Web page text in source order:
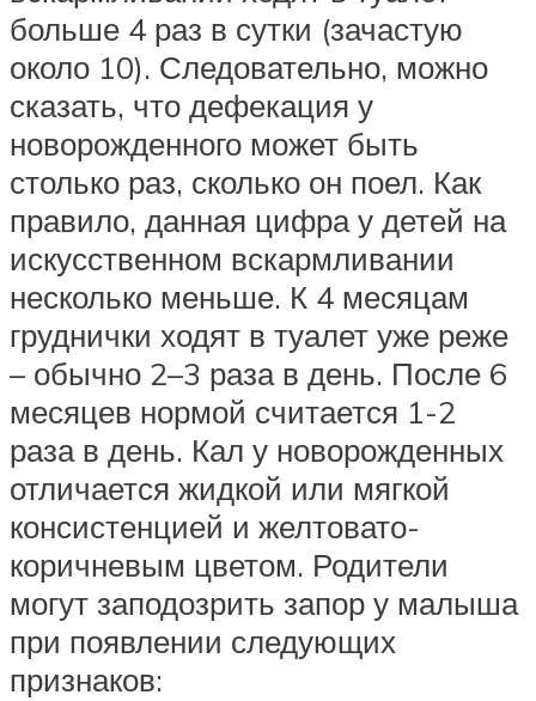
больше 4 раз в сутки (зачастую
около 10). Следовательно, можно
сказать, что дефекация у
новорожденного может быть
столько раз, сколько он поел. Как
правило, данная цифра у детей на
искусственном вскармливании
несколько меньше. К 4 месяцам
груднички ходят в туалет уже реже
– обычно 2–3 раза в день. После 6
месяцев нормой считается 1-2
раза в день. Кал у новорожденных
отличается жидкой или мягкой
консистенцией и желтовато-
коричневым цветом. Родители
могут заподозрить запор у малыша
при появлении следующих
признаков: